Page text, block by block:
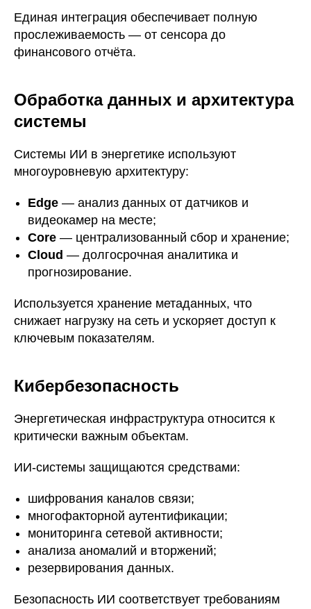
Единая интеграция обеспечивает полную
прослеживаемость — от сенсора до
финансового отчёта.
Обработка данных и архитектура
системы
Системы ИИ в энергетике используют
многоуровневую архитектуру:
Edge — анализ данных от датчиков и
видеокамер на месте;
Core — централизованный сбор и хранение;
Cloud — долгосрочная аналитика и
прогнозирование.
Используется хранение метаданных, что
снижает нагрузку на сеть и ускоряет доступ к
ключевым показателям.
Кибербезопасность
Энергетическая инфраструктура относится к
критически важным объектам.
ИИ-системы защищаются средствами:
шифрования каналов связи;
многофакторной аутентификации;
мониторинга сетевой активности;
анализа аномалий и вторжений;
резервирования данных.
Безопасность ИИ соответствует требованиям